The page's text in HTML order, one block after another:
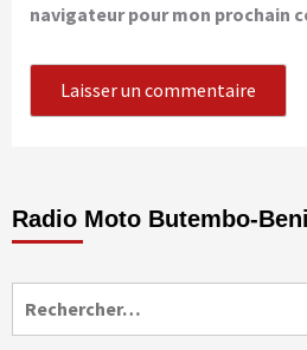
navigateur pour mon prochain
Radio Moto Butembo-